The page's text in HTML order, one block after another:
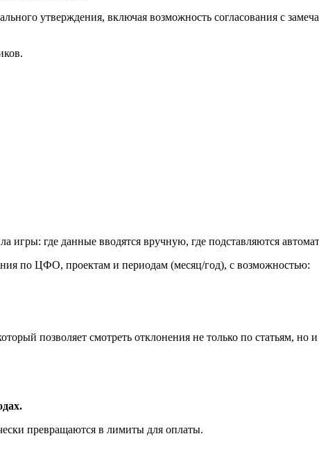
утверждения, включая возможность согласования с
где данные вводятся вручную, где подставляются
по ЦФО, проектам и периодам (месяц/год), с возможностью:
позволяет смотреть отклонения не только по статьям, но
превращаются в лимиты для оплаты.